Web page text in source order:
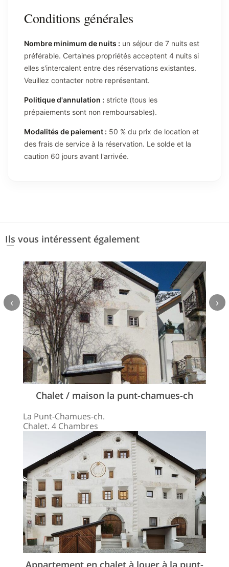
Conditions générales
Nombre minimum de nuits : un séjour de 7 nuits est
préférable. Certaines propriétés acceptent 4 nuits si
elles s'intercalent entre des réservations existantes.
Veuillez contacter notre représentant.
Politique d'annulation : stricte (tous les
prépaiements sont non remboursables).
Modalités de paiement : 50 % du prix de location et
des frais de service à la réservation. Le solde et la
caution 60 jours avant l'arrivée.
Ils vous intéressent également
Chalet / maison la punt-chamues-ch
La Punt-Chamues-ch.
Chalet. 4 Chambres
‹ ›